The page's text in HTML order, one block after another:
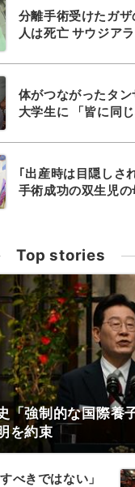
分離手術受けたガ
人は死亡 サウジア
体がつながったタン
大学生に 「皆に同じ
｢出産時は目隠しさ
手術成功の双生児の
Top stories
「強制的な国際養
を約束
べきではない」